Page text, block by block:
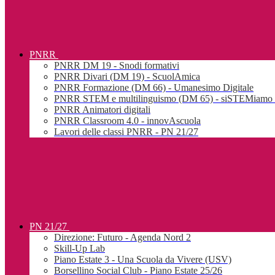
PNRR
PNRR DM 19 - Snodi formativi
PNRR Divari (DM 19) - ScuolAmica
PNRR Formazione (DM 66) - Umanesimo Digitale
PNRR STEM e multilinguismo (DM 65) - siSTEMiamo
PNRR Animatori digitali
PNRR Classroom 4.0 - innovAscuola
Lavori delle classi PNRR - PN 21/27
PN 21/27
Direzione: Futuro - Agenda Nord 2
Skill-Up Lab
Piano Estate 3 - Una Scuola da Vivere (USV)
Borsellino Social Club - Piano Estate 25/26